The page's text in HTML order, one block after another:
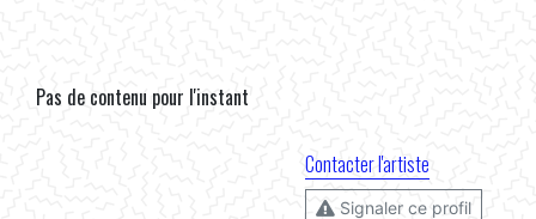
Pas de contenu pour l'instant
Contacter l'artiste
Signaler ce profil